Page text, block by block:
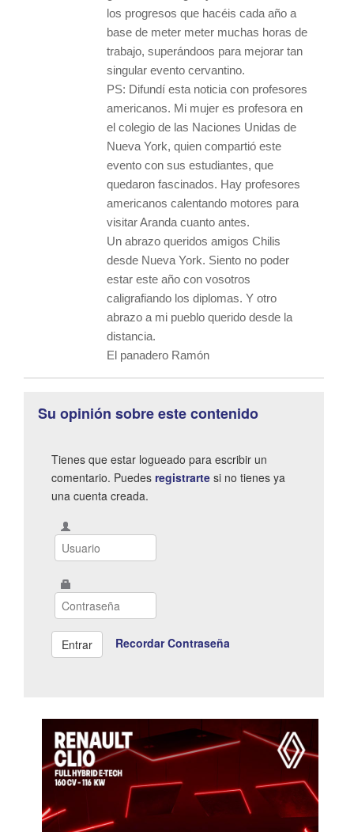
los progresos que hacéis cada año a
base de meter meter muchas horas de
trabajo, superándoos para mejorar tan
singular evento cervantino.
PS: Difundí esta noticia con profesores
americanos. Mi mujer es profesora en
el colegio de las Naciones Unidas de
Nueva York, quien compartió este
evento con sus estudiantes, que
quedaron fascinados. Hay profesores
americanos calentando motores para
visitar Aranda cuanto antes.
Un abrazo queridos amigos Chilis
desde Nueva York. Siento no poder
estar este año con vosotros
caligrafiando los diplomas. Y otro
abrazo a mi pueblo querido desde la
distancia.
El panadero Ramón
Su opinión sobre este contenido
Tienes que estar logueado para escribir un
comentario. Puedes registrarte si no tienes ya
una cuenta creada.
Recordar Contraseña